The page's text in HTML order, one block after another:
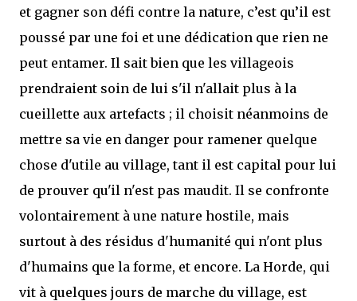
et gagner son défi contre la nature, c’est qu’il est
poussé par une foi et une dédication que rien ne
peut entamer. Il sait bien que les villageois
prendraient soin de lui s'il n'allait plus à la
cueillette aux artefacts ; il choisit néanmoins de
mettre sa vie en danger pour ramener quelque
chose d'utile au village, tant il est capital pour lui
de prouver qu'il n'est pas maudit. Il se confronte
volontairement à une nature hostile, mais
surtout à des résidus d'humanité qui n'ont plus
d'humains que la forme, et encore. La Horde, qui
vit à quelques jours de marche du village, est